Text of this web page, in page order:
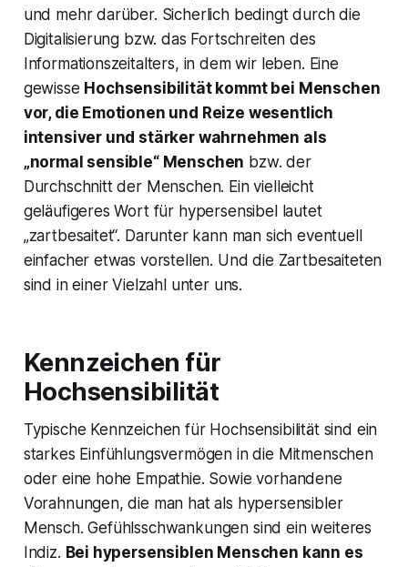
und mehr darüber. Sicherlich bedingt durch die
Digitalisierung bzw. das Fortschreiten des
Informationszeitalters, in dem wir leben. Eine
gewisse Hochsensibilität kommt bei Menschen
vor, die Emotionen und Reize wesentlich
intensiver und stärker wahrnehmen als
„normal sensible“ Menschen bzw. der
Durchschnitt der Menschen. Ein vielleicht
geläufigeres Wort für hypersensibel lautet
„zartbesaitet“. Darunter kann man sich eventuell
einfacher etwas vorstellen. Und die Zartbesaiteten
sind in einer Vielzahl unter uns.
Kennzeichen für
Hochsensibilität
Typische Kennzeichen für Hochsensibilität sind ein
starkes Einfühlungsvermögen in die Mitmenschen
oder eine hohe Empathie. Sowie vorhandene
Vorahnungen, die man hat als hypersensibler
Mensch. Gefühlsschwankungen sind ein weiteres
Indiz. Bei hypersensiblen Menschen kann es